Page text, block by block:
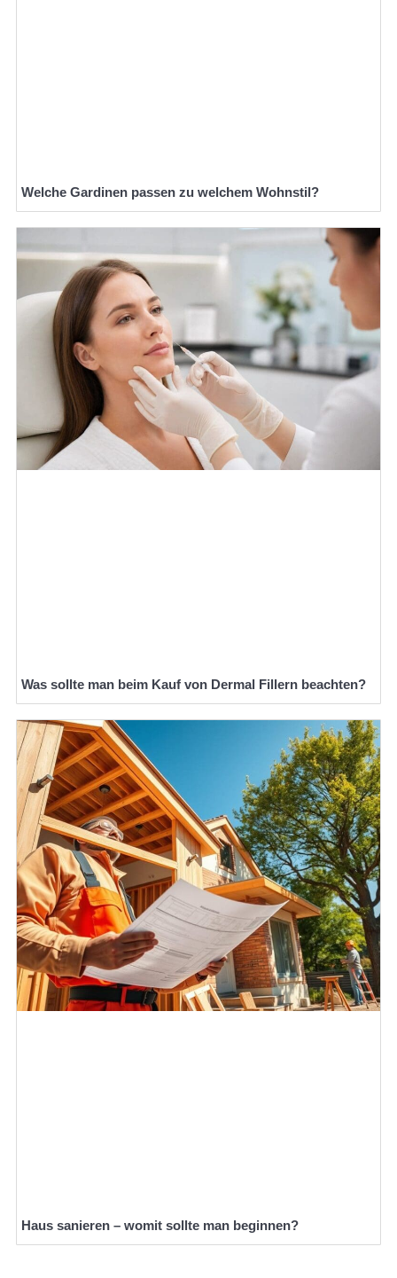
Welche Gardinen passen zu welchem Wohnstil?
Was sollte man beim Kauf von Dermal Fillern beachten?
Haus sanieren – womit sollte man beginnen?